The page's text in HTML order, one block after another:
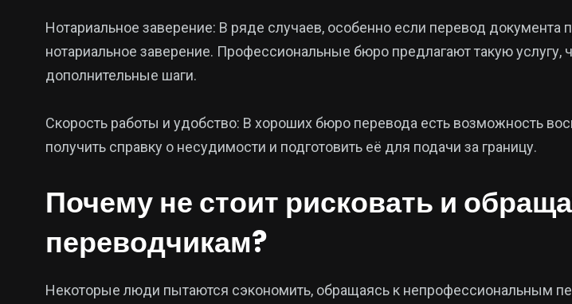
Нотариальное заверение: В ряде случаев, особенно если перевод документа
нотариальное заверение. Профессиональные бюро предлагают такую
дополнительные шаги.
Скорость работы и удобство: В хороших бюро перевода есть возможность
получить справку о несудимости и подготовить её для подачи за границу.
Почему не стоит рисковать и
переводчикам?
Некоторые люди пытаются сэкономить, обращаясь к непрофессиональным